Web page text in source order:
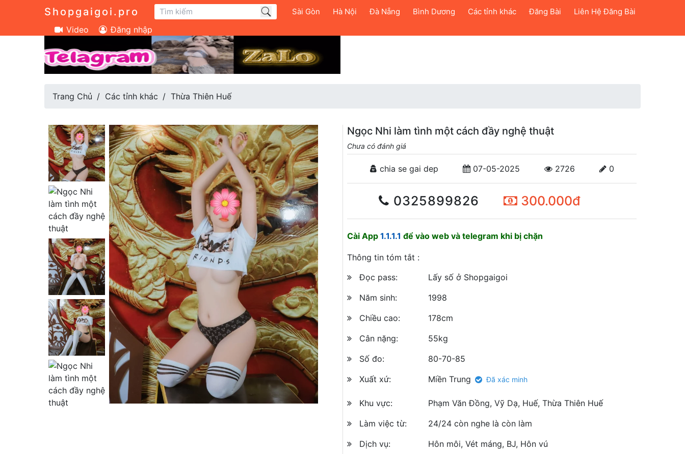
Shopgaigoi.pro Sài Gòn Hà Nội Đà Nẵng Bình Dương Các tỉnh khác Đăng Bài Liên Hệ Đăng Bài
Video Đăng nhập
Trang Chủ Các tỉnh khác Thừa Thiên Huế
Ngọc Nhi làm tình một cách đầy nghệ thuật
Chưa có đánh giá
chia se gai dep 07-05-2025 2726 0
0325899826 300.000đ
Cài App 1.1.1.1 để vào web và telegram khi bị chặn
Thông tin tóm tắt :
Đọc pass:
Lấy số ở Shopgaigoi
Năm sinh:
1998
Chiều cao:
178cm
Cân nặng:
55kg
Số đo:
80-70-85
Xuất xứ:
Miền Trung Đã xác minh
Khu vực:
Phạm Văn Đồng, Vỹ Dạ, Huế, Thừa Thiên Huế
Làm việc từ:
24/24 còn nghe là còn làm
Dịch vụ:
Hôn môi, Vét máng, BJ, Hôn vú